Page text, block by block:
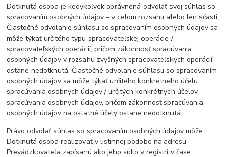
Dotknutá osoba je kedykoľvek oprávnená odvolať svoj súhlas so
spracovaním osobných údajov – v celom rozsahu alebo len sčasti.
Čiastočné odvolanie súhlasu so spracovaním osobných údajov sa
môže týkať určitého typu spracovateľskej operácie /
spracovateľských operácií, pričom zákonnosť spracúvania
osobných údajov v rozsahu zvyšných spracovateľských operácií
ostane nedotknutá. Čiastočné odvolanie súhlasu so spracovaním
osobných údajov sa môže týkať určitého konkrétneho účelu
spracúvania osobných údajov / určitých konkrétnych účelov
spracúvania osobných údajov, pričom zákonnosť spracúvania
osobných údajov na ostatné účely ostane nedotknutá.
Právo odvolať súhlas so spracovaním osobných údajov môže
Dotknutá osoba realizovať v listinnej podobe na adresu
Prevádzkovateľa zapísanú ako jeho sídlo v registri v čase